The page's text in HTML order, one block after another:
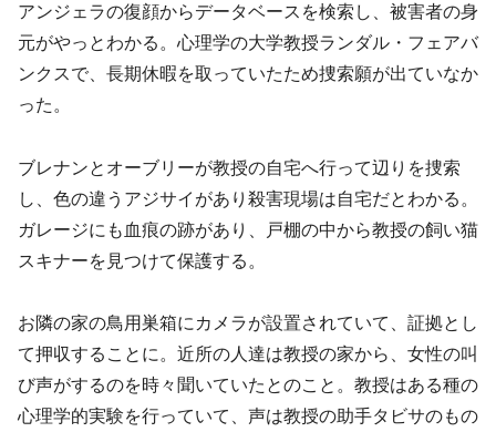
アンジェラの復顔からデータベースを検索し、被害者の身
元がやっとわかる。心理学の大学教授ランダル・フェアバ
ンクスで、長期休暇を取っていたため捜索願が出ていなか
った。
ブレナンとオーブリーが教授の自宅へ行って辺りを捜索
し、色の違うアジサイがあり殺害現場は自宅だとわかる。
ガレージにも血痕の跡があり、戸棚の中から教授の飼い猫
スキナーを見つけて保護する。
お隣の家の鳥用巣箱にカメラが設置されていて、証拠とし
て押収することに。近所の人達は教授の家から、女性の叫
び声がするのを時々聞いていたとのこと。教授はある種の
心理学的実験を行っていて、声は教授の助手タビサのもの